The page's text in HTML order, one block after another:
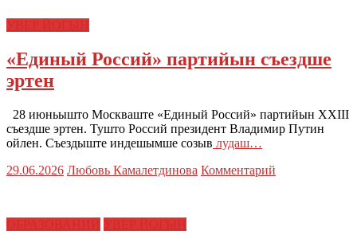
«Единый Россий» партийын съездше
эртен
28 июньышто Москваште «Единый Россий» партийын XXIII
съездше эртен. Тушто Россий президент Владимир Путин
ойлен. Съездыште индешымше созыв лудаш…
29.06.2026 Любовь Камалетдинова Комментарий